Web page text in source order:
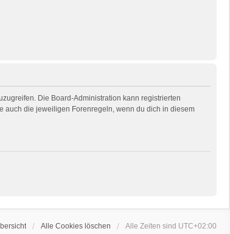
Die Board-Administration kann registrierten
auch die jeweiligen Forenregeln, wenn du dich in diesem
Alle Cookies löschen Alle Zeiten sind UTC+02:00